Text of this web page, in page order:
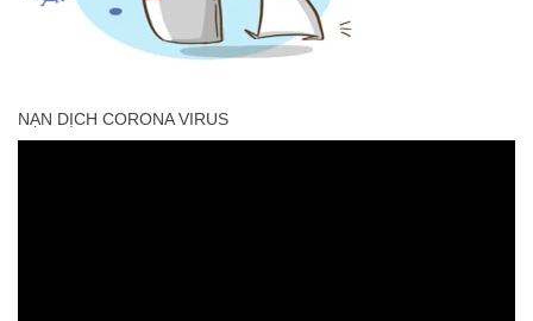
NẠN DỊCH CORONA VIRUS